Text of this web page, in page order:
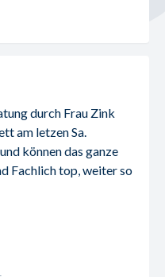
durch Frau Zink
am letzen Sa.
können das ganze
Fachlich top, weiter so